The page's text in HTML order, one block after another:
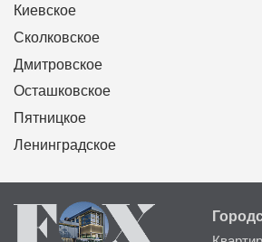
Киевское
Сколковское
Дмитровское
Осташковское
Пятницкое
Ленинградское